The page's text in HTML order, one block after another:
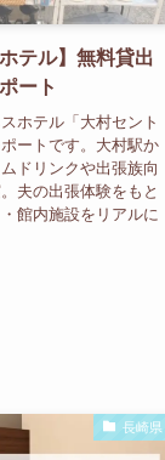
テル】無料貸出
ート
ホテル「大村セント
ートです。大村駅か
ドリンクや出張族向
夫の出張体験をもと
館内施設をリアルに
長崎県